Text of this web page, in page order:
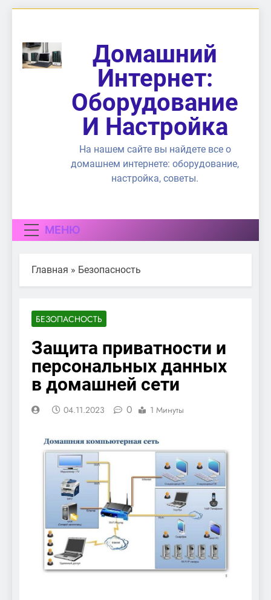
содержимому
Домашний
Интернет:
Оборудование
И Настройка
На нашем сайте вы найдете все о
домашнем интернете: оборудование,
настройка, советы.
МЕНЮ
Главная » Безопасность
БЕЗОПАСНОСТЬ
Защита приватности и
персональных данных
в домашней сети
04.11.2023 0 1 Минуты